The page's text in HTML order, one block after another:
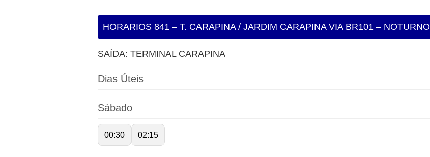
HORARIOS 841 – T. CARAPINA / JARDIM CARAPINA VIA BR101 – NOTURNO
SAÍDA: TERMINAL CARAPINA
Dias Úteis
Sábado
00:30 02:15